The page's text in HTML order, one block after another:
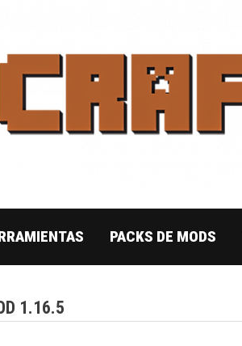
PACKS DE MODS
1.16.5